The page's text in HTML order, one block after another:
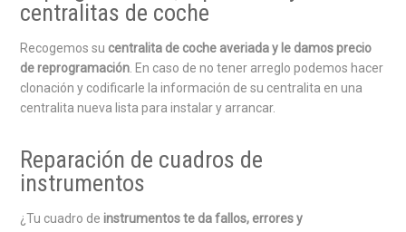
centralitas de coche
Recogemos su centralita de coche averiada y le damos precio
de reprogramación . En caso de no tener arreglo podemos hacer
clonación y codificarle la información de su centralita en una
centralita nueva lista para instalar y arrancar.
Reparación de cuadros de
instrumentos
¿Tu cuadro deinstrumentos te da fallos, errores y